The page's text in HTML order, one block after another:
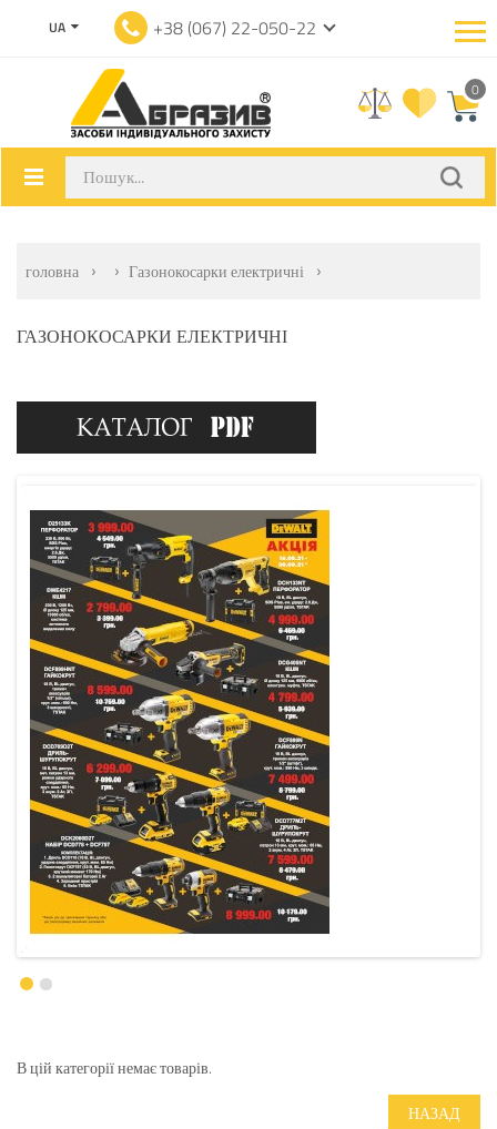
UA +38 (067) 22-050-22
0
головна Газонокосарки електричні
ГАЗОНОКОСАРКИ ЕЛЕКТРИЧНІ
В цій категорії немає товарів.
НАЗАД